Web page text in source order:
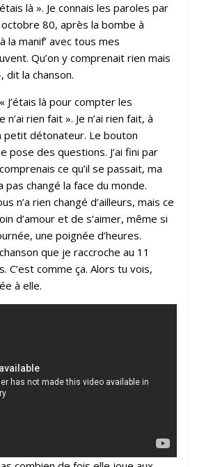
là ». Je connais les paroles par
octobre 80, après la bombe à
la manif’ avec tous mes
Qu’on y comprenait rien mais
dit la chanson.
J’étais là pour compter les
n’ai rien fait ». Je n’ai rien fait, à
petit détonateur. Le bouton
pose des questions. J’ai fini par
ce qu’il se passait, ma
pas changé la face du monde.
n’a rien changé d’ailleurs, mais ce
d’amour et de s’aimer, même si
une poignée d’heures.
que je raccroche au 11
C’est comme ça. Alors tu vois,
à elle.